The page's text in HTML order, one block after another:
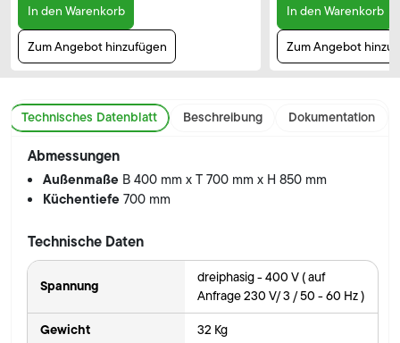
In den Warenkorb
Zum Angebot hinzufügen
In den Warenkorb
Zum Angebot
Technisches Datenblatt Beschreibung Dokumentation
Abmessungen
Außenmaße B 400 mm x T 700 mm x H 850 mm
Küchentiefe700 mm
Technische Daten
Spannung
dreiphasig - 400 V ( auf
Anfrage 230 V/ 3 / 50 - 60 Hz )
Gewicht 32 Kg